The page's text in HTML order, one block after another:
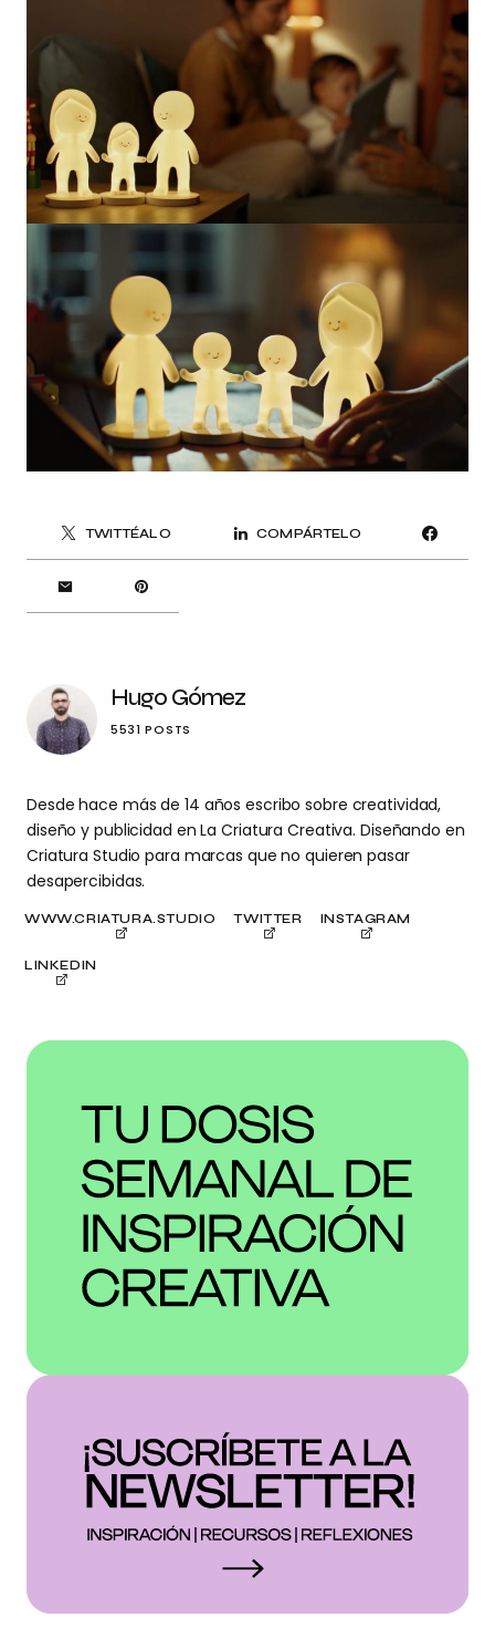
TWITTÉALO COMPÁRTELO
Hugo Gómez
5531 POSTS
Desde hace más de 14 años escribo sobre creatividad,
diseño y publicidad en La Criatura Creativa. Diseñando en
Criatura Studio para marcas que no quieren pasar
desapercibidas.
WWW.CRIATURA.STUDIO TWITTER INSTAGRAM
LINKEDIN